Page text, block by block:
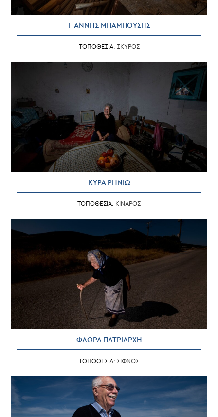
ΓΙΑΝΝΗΣ ΜΠΑΜΠΟΥΣΗΣ
ΤΟΠΟΘΕΣΙΑ: ΣΚΥΡΟΣ
ΚΥΡΑ ΡΗΝΙΩ
ΤΟΠΟΘΕΣΙΑ: ΚΙΝΑΡΟΣ
ΦΛΩΡΑ ΠΑΤΡΙΑΡΧΗ
ΤΟΠΟΘΕΣΙΑ: ΣΙΦΝΟΣ